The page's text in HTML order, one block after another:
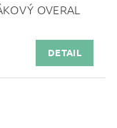
OVERAL
DETAIL